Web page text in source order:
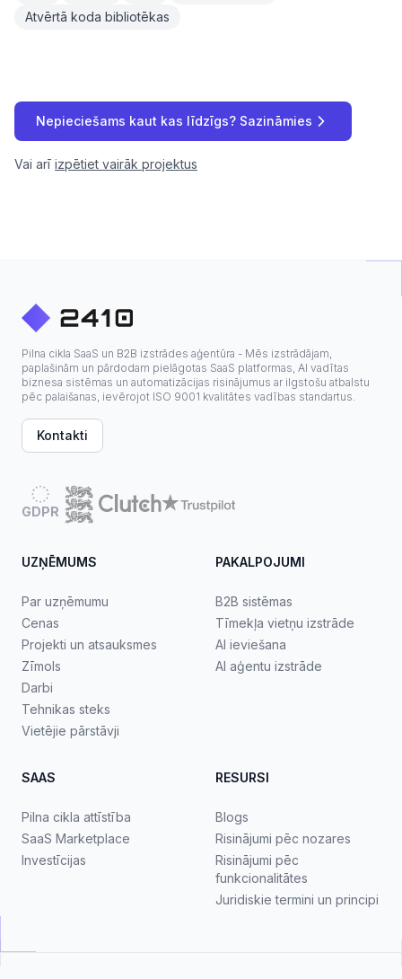
Atvērtā koda bibliotēkas
Nepieciešams kaut kas līdzīgs? Sazināmies
Vai arī izpētiet vairāk projektus
Pilna cikla SaaS un B2B izstrādes aģentūra - Mēs izstrādājam,
paplašinām un pārdodam pielāgotas SaaS platformas, AI vadītas
biznesa sistēmas un automatizācijas risinājumus ar ilgstošu atbalstu
pēc palaišanas, ievērojot ISO 9001 kvalitātes vadības standartus.
Kontakti
GDPR
UZŅĒMUMS
Par uzņēmumu
Cenas
Projekti un atsauksmes
Zīmols
Darbi
Tehnikas steks
Vietējie pārstāvji
PAKALPOJUMI
B2B sistēmas
Tīmekļa vietņu izstrāde
AI ieviešana
AI aģentu izstrāde
SAAS
Pilna cikla attīstība
SaaS Marketplace
Investīcijas
RESURSI
Blogs
Risinājumi pēc nozares
Risinājumi pēc
funkcionalitātes
Juridiskie termini un principi